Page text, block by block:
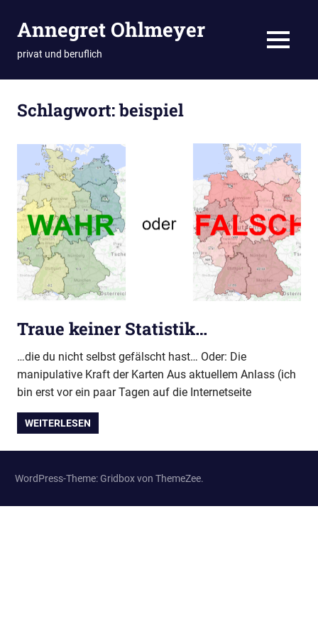
InhaltAnnegret Ohlmeyer
privat und beruflich MENÜ
Schlagwort:beispiel
Traue keiner Statistik…
…die du nicht selbst gefälscht hast… Oder: Die
manipulative Kraft der Karten Aus aktuellem Anlass (ich
bin erst vor ein paar Tagen auf die Internetseite
WEITERLESEN
WordPress-Theme: Gridbox von ThemeZee.